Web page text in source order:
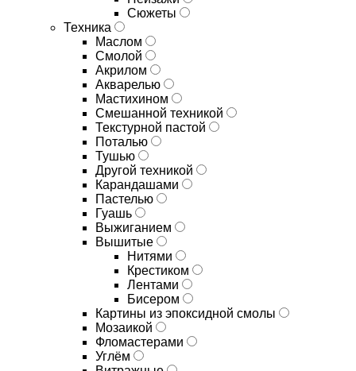
Сюжеты
Техника
Маслом
Смолой
Акрилом
Акварелью
Мастихином
Смешанной техникой
Текстурной пастой
Поталью
Тушью
Другой техникой
Карандашами
Пастелью
Гуашь
Выжиганием
Вышитые
Нитями
Крестиком
Лентами
Бисером
Картины из эпоксидной смолы
Мозаикой
Фломастерами
Углём